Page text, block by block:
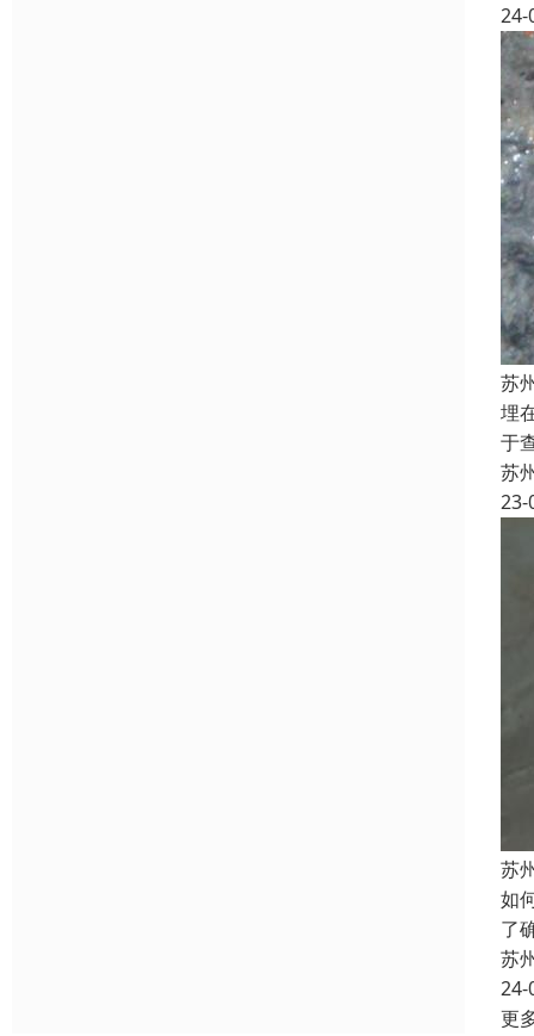
24-
苏
埋
于
苏
23-
苏
如
了
苏
24-
更